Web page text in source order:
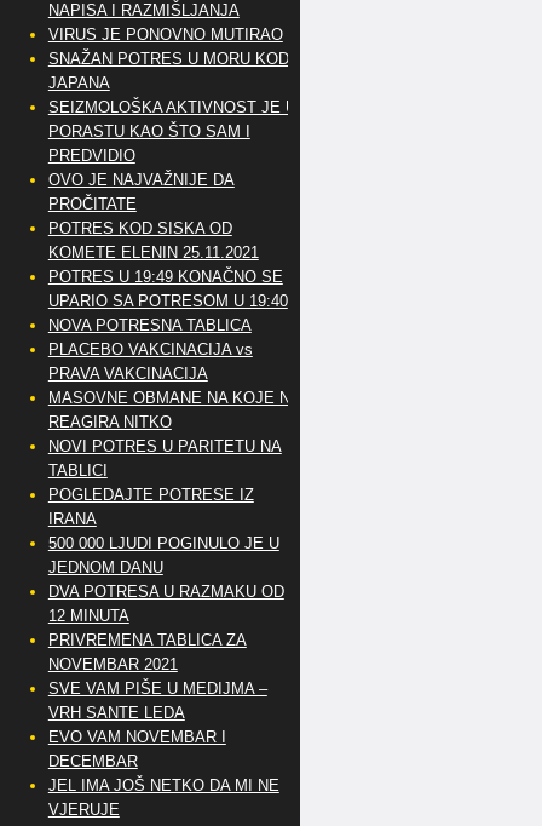
NAPISA I RAZMIŠLJANJA
VIRUS JE PONOVNO MUTIRAO
SNAŽAN POTRES U MORU KOD
JAPANA
SEIZMOLOŠKA AKTIVNOST JE U
PORASTU KAO ŠTO SAM I
PREDVIDIO
OVO JE NAJVAŽNIJE DA
PROČITATE
POTRES KOD SISKA OD
KOMETE ELENIN 25.11.2021
POTRES U 19:49 KONAČNO SE
UPARIO SA POTRESOM U 19:40
NOVA POTRESNA TABLICA
PLACEBO VAKCINACIJA vs
PRAVA VAKCINACIJA
MASOVNE OBMANE NA KOJE NE
REAGIRA NITKO
NOVI POTRES U PARITETU NA
TABLICI
POGLEDAJTE POTRESE IZ
IRANA
500 000 LJUDI POGINULO JE U
JEDNOM DANU
DVA POTRESA U RAZMAKU OD
12 MINUTA
PRIVREMENA TABLICA ZA
NOVEMBAR 2021
SVE VAM PIŠE U MEDIJMA –
VRH SANTE LEDA
EVO VAM NOVEMBAR I
DECEMBAR
JEL IMA JOŠ NETKO DA MI NE
VJERUJE